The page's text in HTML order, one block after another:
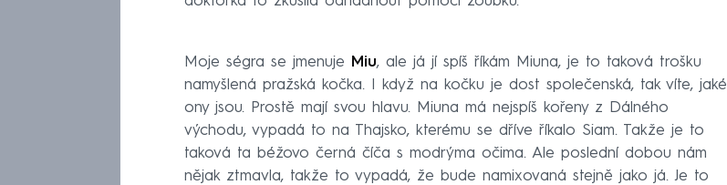
Moje ségra se jmenuje Miu, ale já jí spíš říkám Miuna, je to taková trošku
namyšlená pražská kočka. I když na kočku je dost společenská, tak víte, jaké
ony jsou. Prostě mají svou hlavu. Miuna má nejspíš kořeny z Dálného
východu, vypadá to na Thajsko, kterému se dříve říkalo Siam. Takže je to
taková ta béžovo černá číča s modrýma očima. Ale poslední dobou nám
nějak ztmavla, takže to vypadá, že bude namixovaná stejně jako já. Je to